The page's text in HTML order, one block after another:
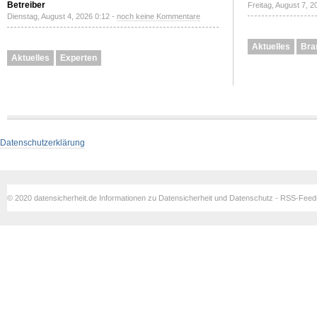
Betreiber
Dienstag, August 4, 2026 0:12 - noch keine Kommentare
Aktuelles Experten
Freitag, August 7,
Aktuelles
Datenschutzerklärung
© 2020 datensicherheit.de Informationen zu Datensicherheit und Datenschutz - RSS-